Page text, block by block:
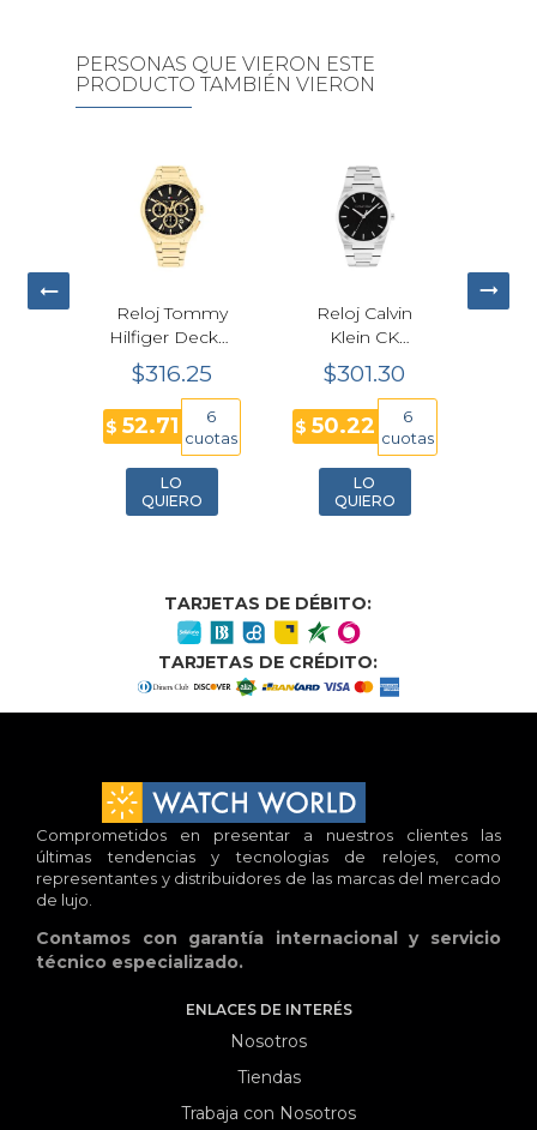
PERSONAS QUE VIERON ESTE
PRODUCTO TAMBIÉN VIERON
G-
Reloj Tommy
Hilfiger Decker
Cronógrafo
Dorado
Hombre
43mm
$316.25
$ 52.71
6
cuotas
LO
QUIERO
Reloj Calvin
Klein CK
Empower
Cuarzo
Plateado
Hombre
40mm
25200543
$301.30
$ 50.22
6
cuotas
LO
QUIERO
TARJETAS DE DÉBITO:
TARJETAS DE CRÉDITO:
Comprometidos en presentar a nuestros clientes las
últimas tendencias y tecnologias de relojes, como
representantes y distribuidores de las marcas del mercado
de lujo.
Contamos con garantía internacional y servicio
técnico especializado.
ENLACES DE INTERÉS
Nosotros
Tiendas
Trabaja con Nosotros